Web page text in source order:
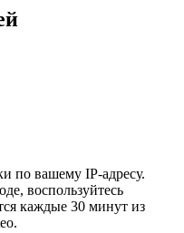
по вашему IP-адресу.
воспользуйтесь
каждые 30 минут из